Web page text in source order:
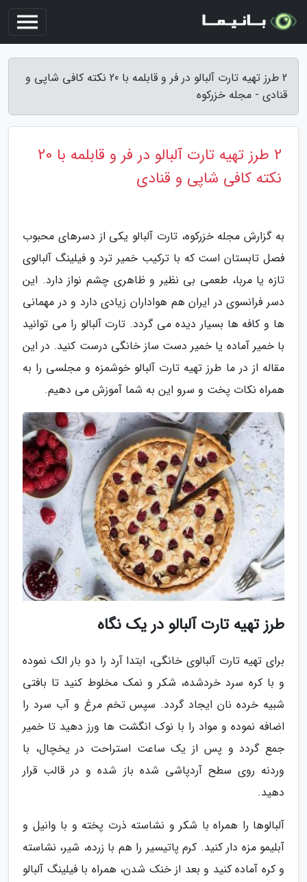
2 طرز تهیه تارت آلبالو در فر و قابلمه با 20 نکته کافی شاپی و
قنادی - مجله خزرکوه
2 طرز تهیه تارت آلبالو در فر و قابلمه با 20
نکته کافی شاپی و قنادی
به گزارش مجله خزرکوه، تارت آلبالو یکی از دسرهای محبوب
فصل تابستان است که با ترکیب خمیر ترد و فیلینگ آلبالوی
تازه یا مربا، طعمی بی نظیر و ظاهری چشم نواز دارد. این
دسر فرانسوی در ایران هم هواداران زیادی دارد و در مهمانی
ها و کافه ها بسیار دیده می گردد. تارت آلبالو را می توانید
با خمیر آماده یا خمیر دست ساز خانگی درست کنید. در این
مقاله از در ما طرز تهیه تارت آلبالو خوشمزه و مجلسی را به
همراه نکات پخت و سرو این به شما آموزش می دهیم.
طرز تهیه تارت آلبالو در یک نگاه
برای تهیه تارت آلبالوی خانگی، ابتدا آرد را دو بار الک نموده
و با کره سرد خردشده، شکر و نمک مخلوط کنید تا بافتی
شبیه خرده نان ایجاد گردد. سپس تخم مرغ و آب سرد را
اضافه نموده و مواد را با نوک انگشت ها ورز دهید تا خمیر
جمع گردد و پس از یک ساعت استراحت در یخچال، با
وردنه روی سطح آردپاشی شده باز شده و در قالب قرار
دهید.
آلبالوها را همراه با شکر و نشاسته ذرت پخته و با وانیل و
آبلیمو مزه دار کنید. کرم پاتیسیر را هم با زرده، شیر، نشاسته
و کره آماده کنید و بعد از خنک شدن، همراه با فیلینگ آلبالو